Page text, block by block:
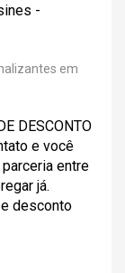
-
em
DESCONTO
e você
entre
já.
desconto